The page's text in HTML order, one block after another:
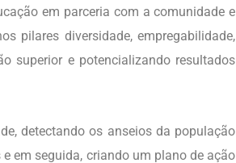
em parceria com a comunidade e
pilares diversidade, empregabilidade,
superior e potencializando resultados
detectando os anseios da população
em seguida, criando um plano de ação